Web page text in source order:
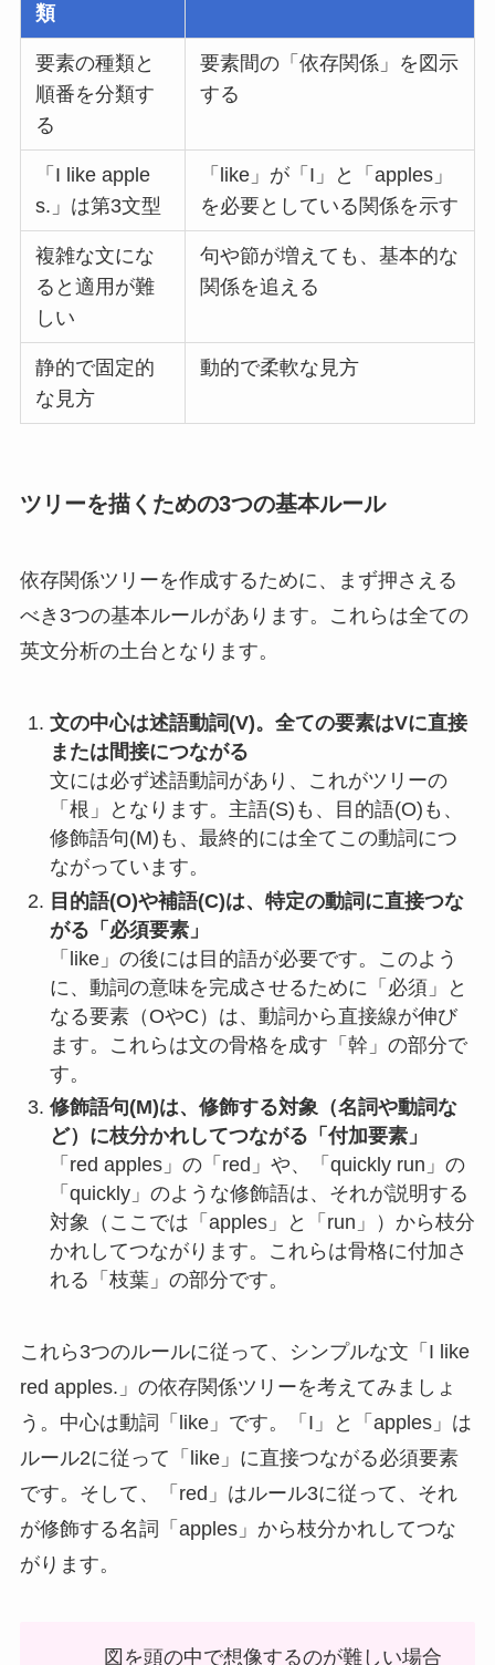
類
要素の種類と
順番を分類す
る
要素間の「依存関係」を図示
する
「I like apple
s.」は第3文型
「like」が「I」と「apples」
を必要としている関係を示す
複雑な文にな
ると適用が難
しい
句や節が増えても、基本的な
関係を追える
静的で固定的
な見方
動的で柔軟な見方
ツリーを描くための3つの基本ルール
依存関係ツリーを作成するために、まず押さえる
べき3つの基本ルールがあります。これらは全ての
英文分析の土台となります。
文の中心は述語動詞(V)。全ての要素はVに直接
または間接につながる
文には必ず述語動詞があり、これがツリーの
「根」となります。主語(S)も、目的語(O)も、
修飾語句(M)も、最終的には全てこの動詞につ
ながっています。
目的語(O)や補語(C)は、特定の動詞に直接つな
がる「必須要素」
「like」の後には目的語が必要です。このよう
に、動詞の意味を完成させるために「必須」と
なる要素（OやC）は、動詞から直接線が伸び
ます。これらは文の骨格を成す「幹」の部分で
す。
修飾語句(M)は、修飾する対象（名詞や動詞な
ど）に枝分かれしてつながる「付加要素」
「red apples」の「red」や、「quickly run」の
「quickly」のような修飾語は、それが説明する
対象（ここでは「apples」と「run」）から枝分
かれしてつながります。これらは骨格に付加さ
れる「枝葉」の部分です。
これら3つのルールに従って、シンプルな文「I like
red apples.」の依存関係ツリーを考えてみましょ
う。中心は動詞「like」です。「I」と「apples」は
ルール2に従って「like」に直接つながる必須要素
です。そして、「red」はルール3に従って、それ
が修飾する名詞「apples」から枝分かれしてつな
がります。
図を頭の中で想像するのが難しい場合